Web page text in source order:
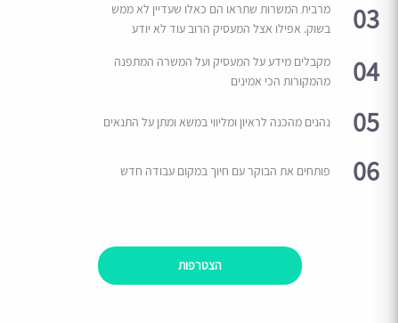
03
מרבית המשרות שתראו הם כאלו שעדיין לא ממש
בשוק. אפילו אצל המעסיק הרוב עוד לא יודע
04
מקבלים מידע על המעסיק ועל המשרה המתפנה
מהמקורות הכי אמינים
05 נהנים מהכנה לראיון ומליווי במשא ומתן על התנאים
06 פותחים את הבוקר עם חיוך במקום עבודה חדש
הצטרפות